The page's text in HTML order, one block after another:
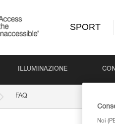
SPORT
ILLUMINAZIONE
FAQ
Noi